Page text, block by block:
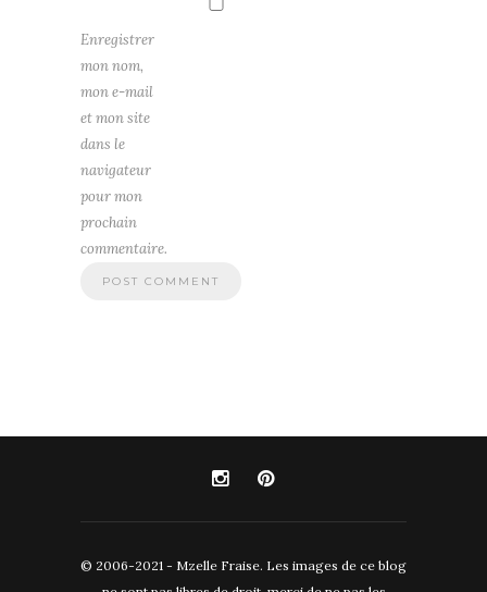
Enregistrer
mon nom,
mon e-mail
et mon site
dans le
navigateur
pour mon
prochain
commentaire.
© 2006-2021 - Mzelle Fraise. Les images de ce blog